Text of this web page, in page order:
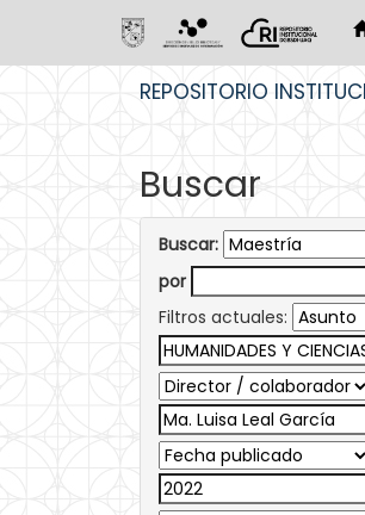
REPOSITORIO
Buscar
Buscar:
por
Filtros actuales: